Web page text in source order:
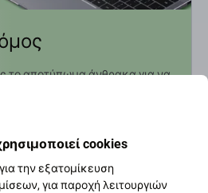
το αποτύπωμα άνθρακα για να
προσαρμόζουμε τις
cookies
την εξατομίκευση
για παροχή λειτουργιών